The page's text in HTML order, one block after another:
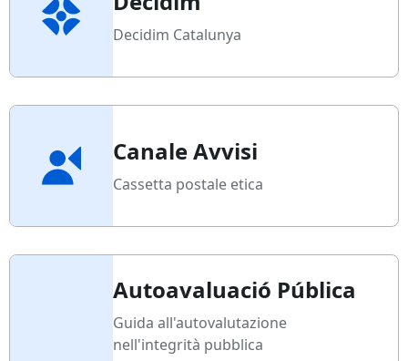
Decidim Catalunya
Canale Avvisi
Cassetta postale etica
Autoavaluació Pública
Guida all'autovalutazione
nell'integrità pubblica